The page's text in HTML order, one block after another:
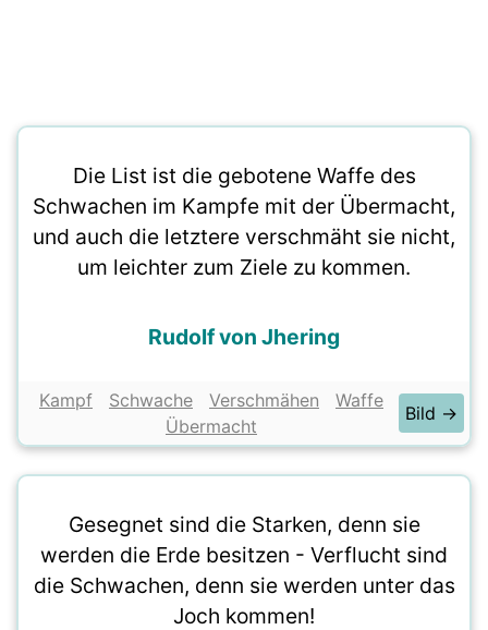
Die List ist die gebotene Waffe des
Schwachen im Kampfe mit der Übermacht,
und auch die letztere verschmäht sie nicht,
um leichter zum Ziele zu kommen.
Rudolf von Jhering
Kampf Schwache Verschmähen
Waffe
Übermacht
Bild →
Gesegnet sind die Starken, denn sie
werden die Erde besitzen - Verflucht sind
die Schwachen, denn sie werden unter das
Joch kommen!